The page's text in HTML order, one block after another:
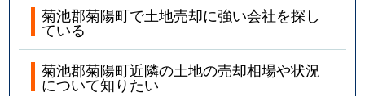
菊池郡菊陽町で土地売却に強い会社を探し
ている
菊池郡菊陽町近隣の土地の売却相場や状況
について知りたい